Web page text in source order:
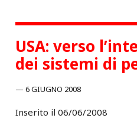
USA: verso
dei sistemi di
6 GIUGNO 2008
Inserito il 06/06/2008